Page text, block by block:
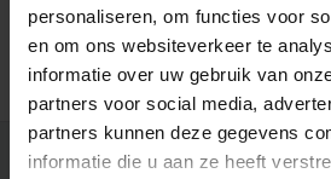
personaliseren, om functies voor
en om ons websiteverkeer te
informatie over uw gebruik van
partners voor social media,
partners kunnen deze gegevens
informatie die u aan ze heeft
Login voor
Nieuwsbrief